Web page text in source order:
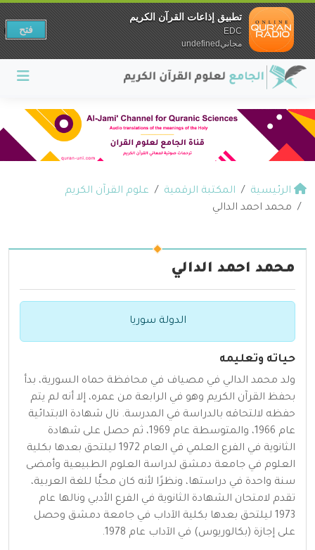
الرئيسية المكتبة الرقمية
علوم القرآن الكريم
محمد احمد الدالي
محمد احمد الدالي
الدولة سوريا
حياته وتعليمه
ولد محمد الدالي في مصياف في محافظة حماه السورية، بدأ
بحفظ القرآن الكريم وهو في الرابعة من عمره، إلا أنه لم يتم
حفظه لالتحاقه بالدراسة في المدرسة. نال شهادة الابتدائية
عام 1966، والمتوسطة عام 1969، ثم حصل على شهادة
الثانوية في الفرع العلمي في العام 1972 ليلتحق بعدها بكلية
العلوم في جامعة دمشق لدراسة العلوم الطبيعية وأمضى
سنة واحدة في دراستها، ونظرًا لأنه كان محبًّا للغة العربية،
تقدم لامتحان الشهادة الثانوية في الفرع الأدبي ونالها عام
1973 ليلتحق بعدها بكلية الآداب في جامعة دمشق وحصل
على إجازة (بكالوريوس) في الآداب عام 1978.
تطبيق إذاعات القرآن الكريم
EDC
مجانيundefined
فتح